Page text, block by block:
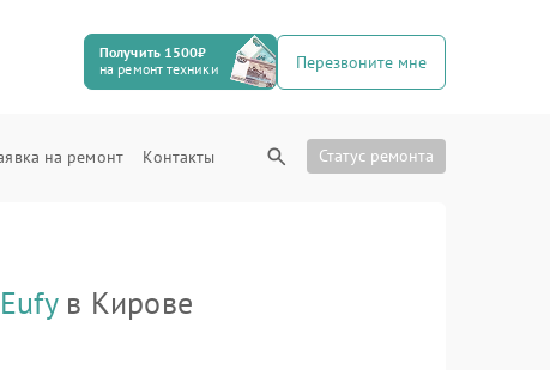
Получить 1500₽
на ремонт техники
Перезвоните мне
на ремонт Контакты Статус ремонта
Eufyв Кирове